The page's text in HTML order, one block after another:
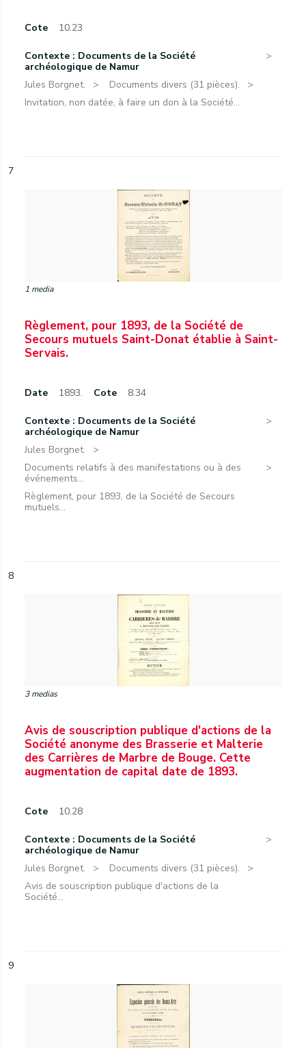
Cote 10.23
Contexte : Documents de la Société
archéologique de Namur
Jules Borgnet.
Documents divers (31 pièces).
Invitation, non datée, à faire un don à la Société...
7
1 media
Règlement, pour 1893, de la Société de
Secours mutuels Saint-Donat établie à Saint-
Servais.
Date 1893. Cote 8.34
Contexte : Documents de la Société
archéologique de Namur
Jules Borgnet.
Documents relatifs à des manifestations ou à des
événements...
Règlement, pour 1893, de la Société de Secours
mutuels...
8
3 medias
Avis de souscription publique d'actions de la
Société anonyme des Brasserie et Malterie
des Carrières de Marbre de Bouge. Cette
augmentation de capital date de 1893.
Cote 10.28
Contexte : Documents de la Société
archéologique de Namur
Jules Borgnet.
Documents divers (31 pièces).
Avis de souscription publique d'actions de la
Société...
9